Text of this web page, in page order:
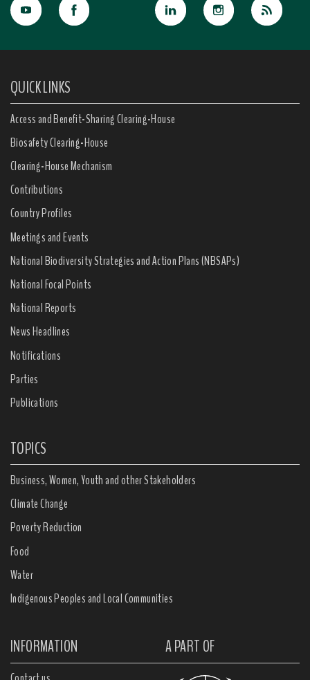
QUICK LINKS
Access and Benefit-Sharing Clearing-House
Biosafety Clearing-House
Clearing-House Mechanism
Contributions
Country Profiles
Meetings and Events
National Biodiversity Strategies and Action Plans (NBSAPs)
National Focal Points
National Reports
News Headlines
Notifications
Parties
Publications
TOPICS
Business, Women, Youth and other Stakeholders
Climate Change
Poverty Reduction
Food
Water
Indigenous Peoples and Local Communities
INFORMATION A PART OF